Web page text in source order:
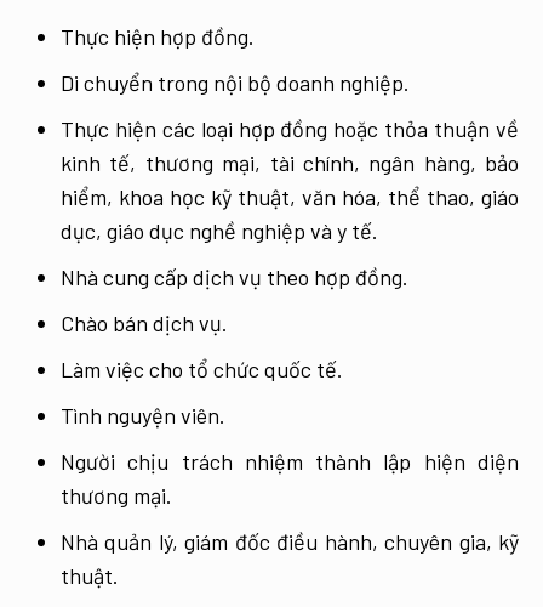
Thực hiện hợp đồng.
Di chuyển trong nội bộ doanh nghiệp.
Thực hiện các loại hợp đồng hoặc thỏa thuận về
kinh tế, thương mại, tài chính, ngân hàng, bảo
hiểm, khoa học kỹ thuật, văn hóa, thể thao, giáo
dục, giáo dục nghề nghiệp và y tế.
Nhà cung cấp dịch vụ theo hợp đồng.
Chào bán dịch vụ.
Làm việc cho tổ chức quốc tế.
Tình nguyện viên.
Người chịu trách nhiệm thành lập hiện diện
thương mại.
Nhà quản lý, giám đốc điều hành, chuyên gia, kỹ
thuật.